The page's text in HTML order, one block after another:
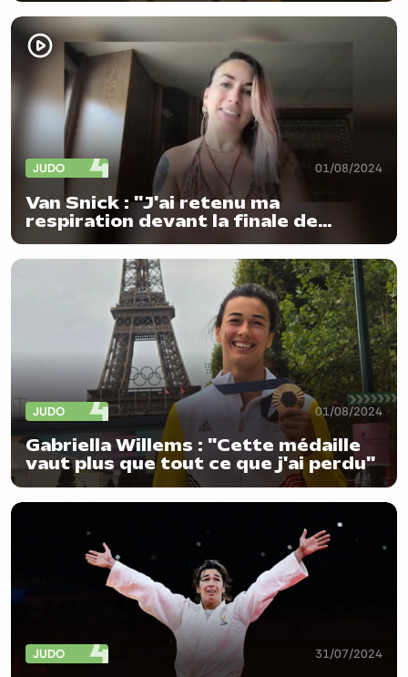
JUDO 01/08/2024
Van Snick : "J'ai retenu ma
respiration devant la finale de
Gabriella"
JUDO 01/08/2024
Gabriella Willems : "Cette médaille
vaut plus que tout ce que j'ai perdu"
JUDO 31/07/2024